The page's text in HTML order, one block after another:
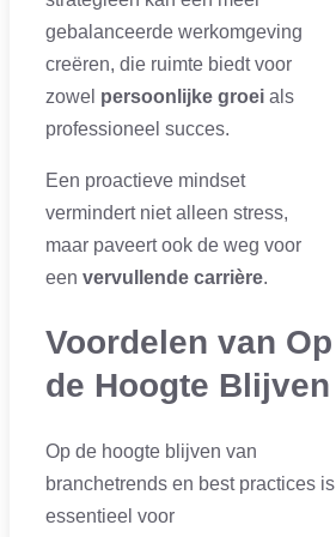
gebalanceerde werkomgeving
creëren, die ruimte biedt voor
zowel persoonlijke groei als
professioneel succes.
Een proactieve mindset
vermindert niet alleen stress,
maar paveert ook de weg voor
een vervullende carrière.
Voordelen van Op
de Hoogte Blijven
Op de hoogte blijven van
branchetrends en best practices is
essentieel voor